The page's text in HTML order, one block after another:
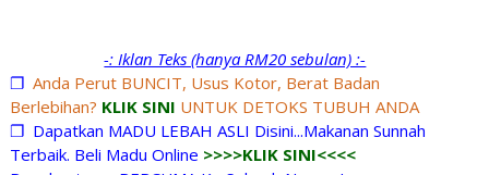
-: Iklan Teks (hanya RM20 sebulan) :-
❐ Anda Perut BUNCIT, Usus Kotor, Berat Badan
Berlebihan? KLIK SINI UNTUK DETOKS TUBUH ANDA
❐ Dapatkan MADU LEBAH ASLI Disini...Makanan Sunnah
Terbaik. Beli Madu Online >>>>KLIK SINI<<<<